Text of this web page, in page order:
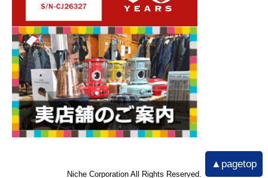
▲pagetop
Niche Corporation All Rights Reserved.